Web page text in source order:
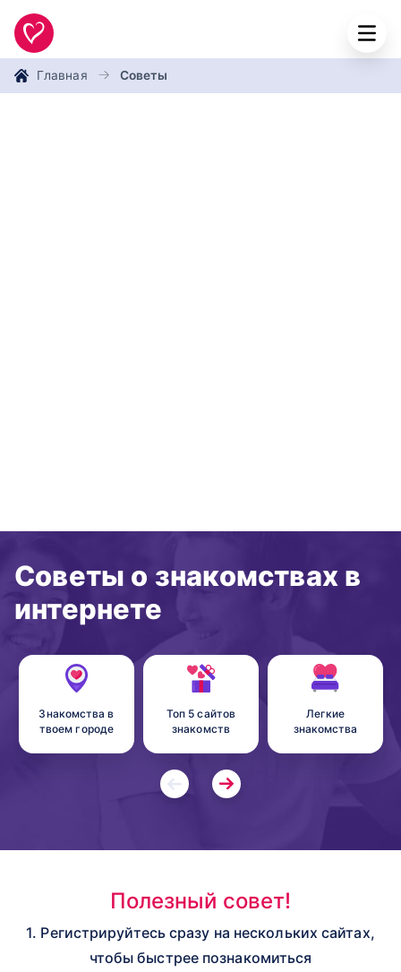
Главная Советы
Советы о знакомствах в
интернете
Знакомства в
твоем городе
Топ 5 сайтов
знакомств
Легкие
знакомства
Полезный совет!
1. Регистрируйтесь сразу на нескольких сайтах,
чтобы быстрее познакомиться